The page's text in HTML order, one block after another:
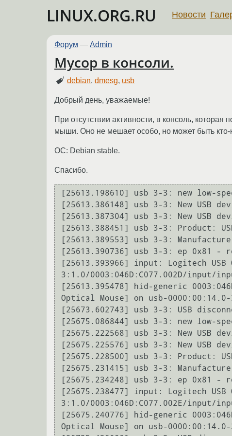
LINUX.ORG.RU Новости
Форум — Admin
Мусор в консоли.
debian,dmesg, usb
Добрый день, уважаемые!
При отсутствии активности, в консоль,
мыши. Оно не мешает особо, но может быть кто-
ОС: Debian stable.
Спасибо.
[25613.198610] usb 3-3: new low-
[25613.386148] usb 3-3: New USB
[25613.387304] usb 3-3: New USB
[25613.388451] usb 3-3: Product:
[25613.389553] usb 3-3:
[25613.390736] usb 3-3: ep 0x81 -
[25613.393966] input: Logitech
3:1.0/0003:046D:C077.002D/input/
[25613.395478] hid-generic
Optical Mouse] on usb-
[25673.602743] usb 3-3: USB
[25675.086844] usb 3-3: new low-
[25675.222568] usb 3-3: New USB
[25675.225576] usb 3-3: New USB
[25675.228500] usb 3-3: Product:
[25675.231415] usb 3-3:
[25675.234248] usb 3-3: ep 0x81 -
[25675.238477] input: Logitech
3:1.0/0003:046D:C077.002E/input/
[25675.240776] hid-generic
Optical Mouse] on usb-